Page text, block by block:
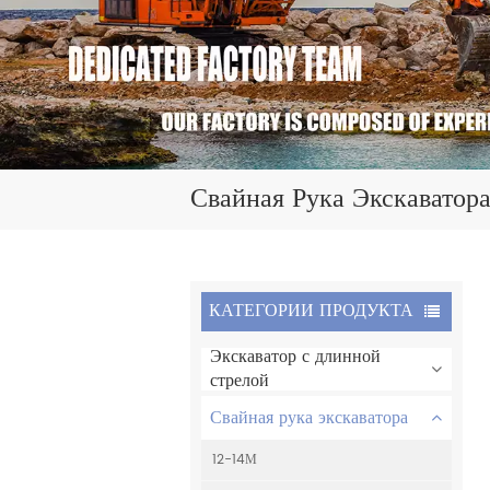
Свайная Рука
КАТЕГОРИИ ПРОДУКТА
Экскаватор с длинной
стрелой
Свайная рука экскаватора
12-14М